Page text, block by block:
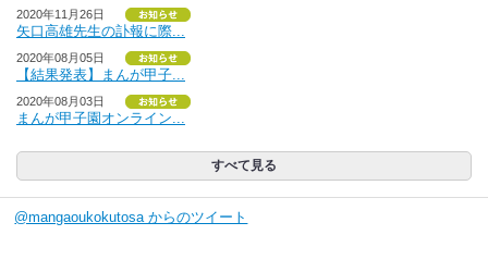
2020年11月26日
矢口高雄先生の訃報に際...
2020年08月05日
【結果発表】まんが甲子...
2020年08月03日
まんが甲子園オンライン...
すべて見る
@mangaoukokutosa からのツイート